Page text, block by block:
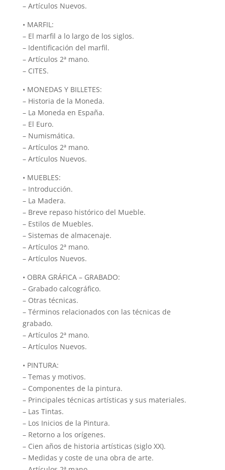
– Artículos Nuevos.
• MARFIL:
– El marfil a lo largo de los siglos.
– Identificación del marfil.
– Artículos 2ª mano.
– CITES.
• MONEDAS Y BILLETES:
– Historia de la Moneda.
– La Moneda en España.
– El Euro.
– Numismática.
– Artículos 2ª mano.
– Artículos Nuevos.
• MUEBLES:
– Introducción.
– La Madera.
– Breve repaso histórico del Mueble.
– Estilos de Muebles.
– Sistemas de almacenaje.
– Artículos 2ª mano.
– Artículos Nuevos.
• OBRA GRÁFICA – GRABADO:
– Grabado calcográfico.
– Otras técnicas.
– Términos relacionados con las técnicas de
grabado.
– Artículos 2ª mano.
– Artículos Nuevos.
• PINTURA:
– Temas y motivos.
– Componentes de la pintura.
– Principales técnicas artísticas y sus materiales.
– Las Tintas.
– Los Inicios de la Pintura.
– Retorno a los orígenes.
– Cien años de historia artísticas (siglo XX).
– Medidas y coste de una obra de arte.